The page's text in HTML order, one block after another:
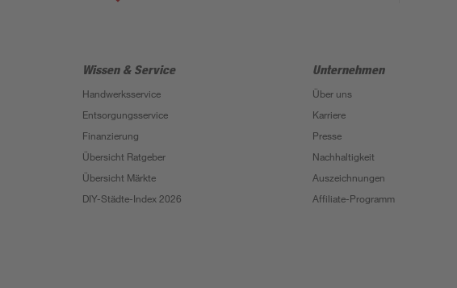
Wissen & Service
Handwerksservice
Entsorgungsservice
Finanzierung
Übersicht Ratgeber
Übersicht Märkte
DIY-Städte-Index 2026
Unternehmen
Über uns
Karriere
Presse
Nachhaltigkeit
Auszeichnungen
Affiliate-Programm